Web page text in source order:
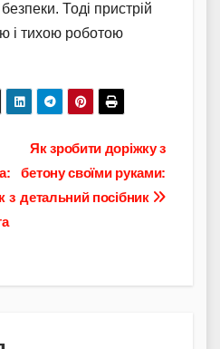
Тоді пристрій
і тихою роботою
Як зробити доріжку з
бетону своїми руками:
детальний посібник
з